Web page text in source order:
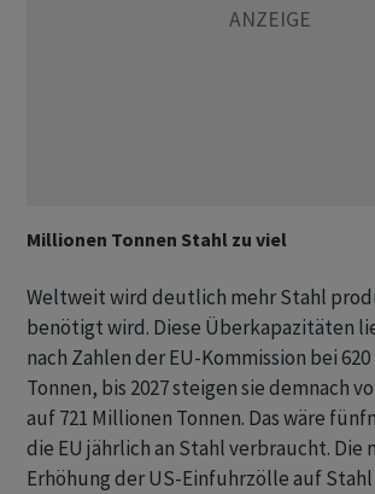
Millionen Tonnen Stahl zu viel
Weltweit wird deutlich mehr Stahl
benötigt wird. Diese Überkapazitäten
nach Zahlen der EU-Kommission bei
Tonnen, bis 2027 steigen sie demnach
auf 721 Millionen Tonnen. Das wäre
die EU jährlich an Stahl verbraucht. Die
Erhöhung der US-Einfuhrzölle auf